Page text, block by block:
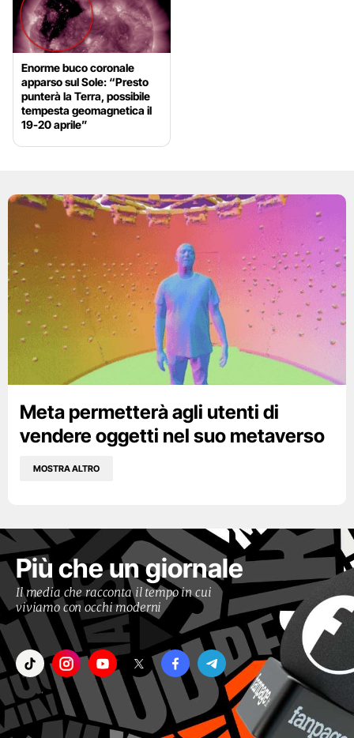
Enorme buco coronale
apparso sul Sole: “Presto
punterà la Terra, possibile
tempesta geomagnetica il
19-20 aprile”
Meta permetterà agli utenti di
vendere oggetti nel suo metaverso
MOSTRA ALTRO
Più che un giornale
Il media che racconta il tempo in cui
viviamo con occhi moderni